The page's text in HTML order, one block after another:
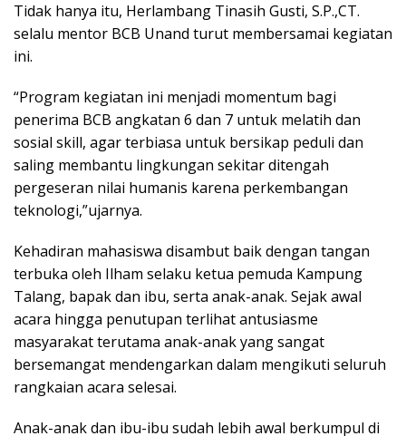
Tidak hanya itu, Herlambang Tinasih Gusti, S.P.,CT.
selalu mentor BCB Unand turut membersamai kegiatan
ini.
“Program kegiatan ini menjadi momentum bagi
penerima BCB angkatan 6 dan 7 untuk melatih dan
sosial skill, agar terbiasa untuk bersikap peduli dan
saling membantu lingkungan sekitar ditengah
pergeseran nilai humanis karena perkembangan
teknologi,”ujarnya.
Kehadiran mahasiswa disambut baik dengan tangan
terbuka oleh Ilham selaku ketua pemuda Kampung
Talang, bapak dan ibu, serta anak-anak. Sejak awal
acara hingga penutupan terlihat antusiasme
masyarakat terutama anak-anak yang sangat
bersemangat mendengarkan dalam mengikuti seluruh
rangkaian acara selesai.
Anak-anak dan ibu-ibu sudah lebih awal berkumpul di